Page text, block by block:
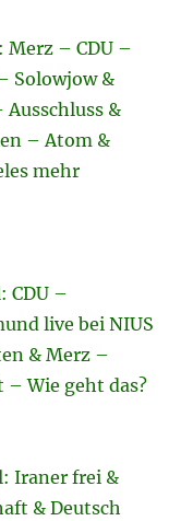
Merz – CDU –
Solowjow &
&
– Atom &
mehr
CDU –
live bei NIUS
& Merz –
– Wie geht das?
Iraner frei &
& Deutsch